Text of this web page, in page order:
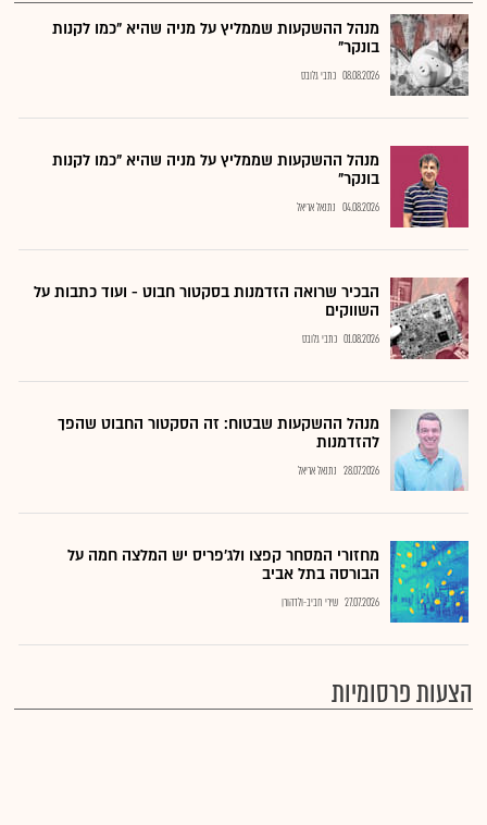
מנהל ההשקעות שממליץ על מניה שהיא "כמו לקנות
בונקר"
08.08.2026 כתבי גלובס
מנהל ההשקעות שממליץ על מניה שהיא "כמו לקנות
בונקר"
04.08.2026 נתנאל אריאל
הבכיר שרואה הזדמנות בסקטור חבוט - ועוד כתבות על
השווקים
01.08.2026 כתבי גלובס
מנהל ההשקעות שבטוח: זה הסקטור החבוט שהפך
להזדמנות
28.07.2026 נתנאל אריאל
מחזורי המסחר קפצו ולג'פריס יש המלצה חמה על
הבורסה בתל אביב
27.07.2026 שירי חביב-ולדהורן
הצעות פרסומיות